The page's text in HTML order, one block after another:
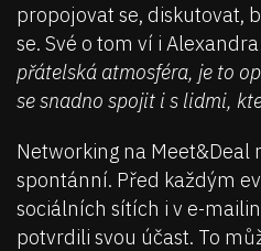
propojovat se, diskutovat,
se. Své o tom ví i
přátelská atmosféra, je to
se snadno spojit i s lidmi,
Networking na Meet&Deal
spontánní. Před každým
sociálních sítích i v e-
potvrdili svou účast. To